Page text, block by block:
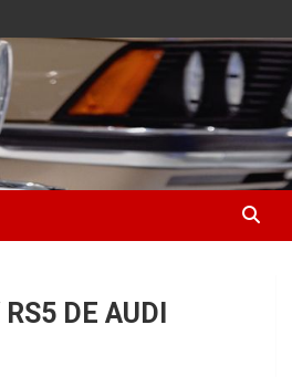
para el sector automotriz
DE AUDI